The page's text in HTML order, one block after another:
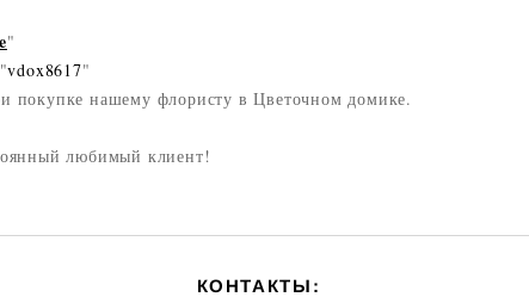
"
vdox8617"
покупке нашему флористу в Цветочном домике.
любимый клиент!
КОНТАКТЫ: